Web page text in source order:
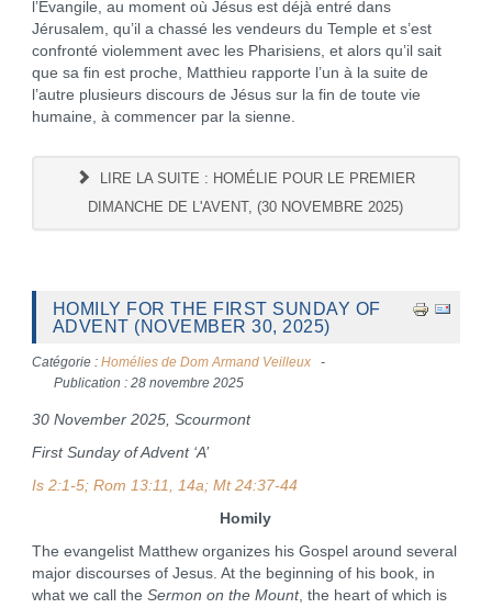
l’Évangile, au moment où Jésus est déjà entré dans
Jérusalem, qu’il a chassé les vendeurs du Temple et s’est
confronté violemment avec les Pharisiens, et alors qu’il sait
que sa fin est proche, Matthieu rapporte l’un à la suite de
l’autre plusieurs discours de Jésus sur la fin de toute vie
humaine, à commencer par la sienne.
LIRE LA SUITE : HOMÉLIE POUR LE PREMIER
DIMANCHE DE L'AVENT, (30 NOVEMBRE 2025)
HOMILY FOR THE FIRST SUNDAY OF
ADVENT (NOVEMBER 30, 2025)
Catégorie : Homélies de Dom Armand Veilleux
Publication : 28 novembre 2025
30 November 2025, Scourmont
First Sunday of Advent ‘A’
Is 2:1-5; Rom 13:11, 14a; Mt 24:37-44
Homily
The evangelist Matthew organizes his Gospel around several
major discourses of Jesus. At the beginning of his book, in
what we call the Sermon on the Mount, the heart of which is